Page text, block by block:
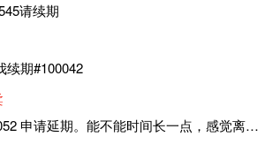
请续期
续期#100042
订单 #111052 申请延期。能不能时间长一点，感觉离上次申请好近。